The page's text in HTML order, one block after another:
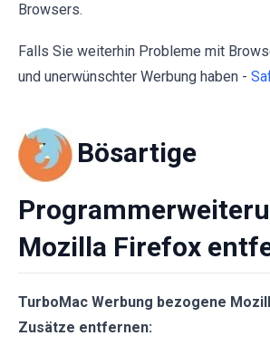
Browsers.
Falls Sie weiterhin Probleme mit
und unerwünschter Werbung haben -
Bösartige
Mozilla Firefox
TurboMac Werbung bezogene
Zusätze entfernen: